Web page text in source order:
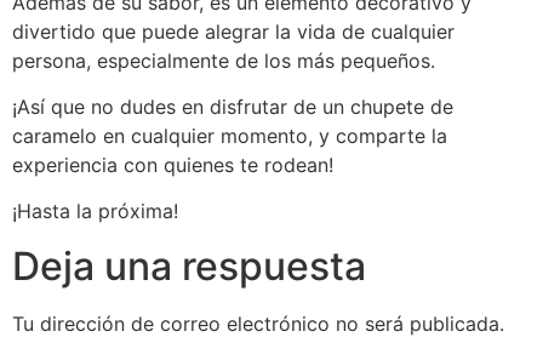
divertido que puede alegrar la vida de cualquier
persona, especialmente de los más pequeños.
¡Así que no dudes en disfrutar de un chupete de
caramelo en cualquier momento, y comparte la
experiencia con quienes te rodean!
¡Hasta la próxima!
Deja una respuesta
Tu dirección de correo electrónico no será publicada.